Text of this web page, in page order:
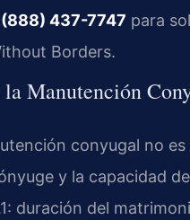
(888) 437-7747 para
Borders.
Manutención
conyugal no
y la capacidad
duración del